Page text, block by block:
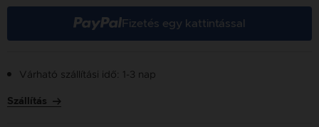
Fizetés egy kattintással
Várható szállítási idő: 1-3 nap
Szállítás